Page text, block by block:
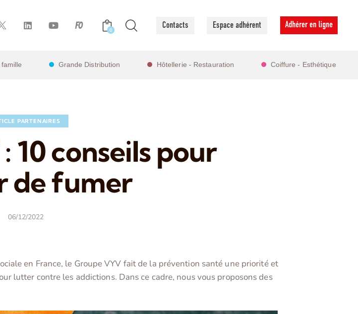
0 Contacts Espace adhérent Adhérer en ligne
Grande Distribution Hôtellerie - Restauration Coiffure - Esthétique
PARTENAIRES
10 conseils pour
de fumer
06/12/2022
en France, le Groupe VYV fait de la prévention santé une priorité et
lutter contre les addictions. Dans ce cadre, nous vous proposons des